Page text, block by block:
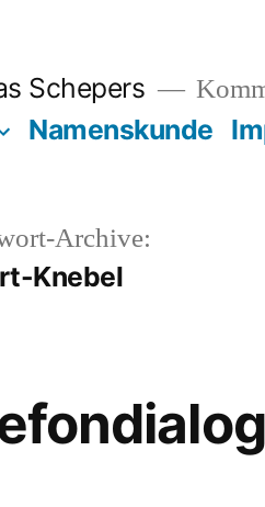
Schepers
Namenskunde
Archive:
Knebel